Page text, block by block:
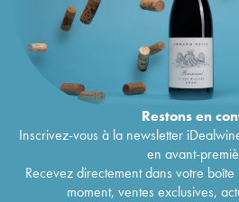
Restons en
Inscrivez-vous à la newsletter
en avant-
Recevez directement dans votre
moment, ventes exclusives,